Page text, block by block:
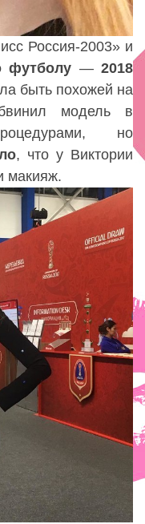
Россия-2003» и
футболу —2018
быть похожей на
модель в
но
, что у Виктории
макияж.